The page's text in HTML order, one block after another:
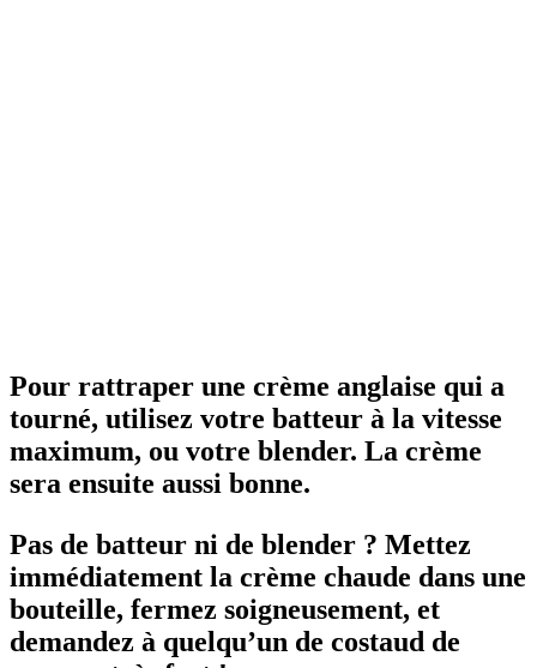
Pour rattraper une crème anglaise qui a
tourné, utilisez votre batteur à la vitesse
maximum, ou votre blender. La crème
sera ensuite aussi bonne.
Pas de batteur ni de blender ? Mettez
immédiatement la crème chaude dans une
bouteille, fermez soigneusement, et
demandez à quelqu’un de costaud de